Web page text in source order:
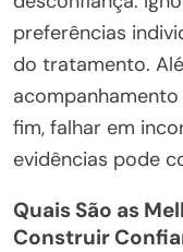
preferências
do tratamento.
fim, falhar em
evidências pode
Quais São as
Construir